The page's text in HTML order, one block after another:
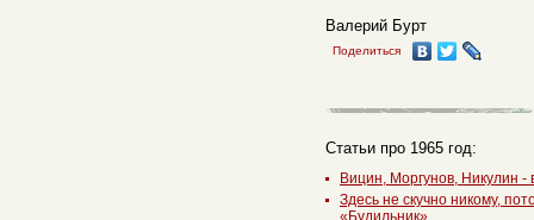
Валерий Бурт
Поделиться
Статьи про 1965 год:
Вицин, Моргунов, Никулин -
Здесь не скучно никому,